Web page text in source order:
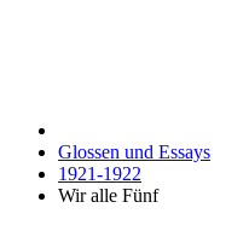
Glossen und Essays
1921-1922
Wir alle Fünf